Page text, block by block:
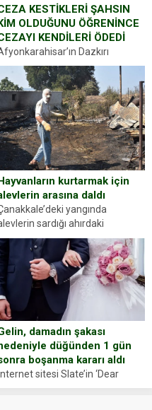
KESTİKLERİ ŞAHSIN
OLDUĞUNU ÖĞRENİNCE
KENDİLERİ ÖDEDİ
Dazkırı
trafik uygulaması
yapan jandarma ekipleri
bir otomobilin
ehliyet ve ruhsat
belgelerini istedi. Sürücü
Ö.nün verdiği
evraklarda eksik olduğunu...
kurtarmak için
arasına daldı
yangında
sardığı ahırdaki
kurtarmak isteyen
Demir (66) ölümden döndü.
ve ellerinde yanıklar
Demir, kâbus dolu anları
Merkeze bağlı...
damadın şakası
düğünden 1 gün
boşanma kararı aldı
sitesi Slate’in ‘Dear
isimli tavsiye köşesine